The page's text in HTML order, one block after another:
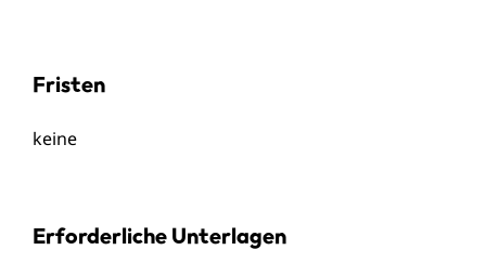
Fristen
keine
Erforderliche Unterlagen